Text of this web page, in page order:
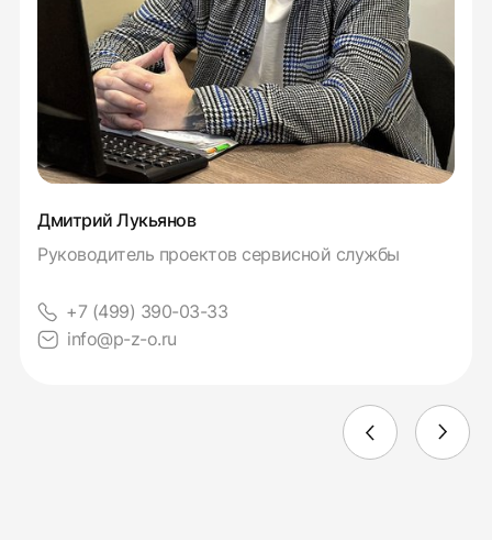
Дмитрий Лукьянов
Руководитель проектов сервисной службы
+7 (499) 390-03-33
info@p-z-o.ru